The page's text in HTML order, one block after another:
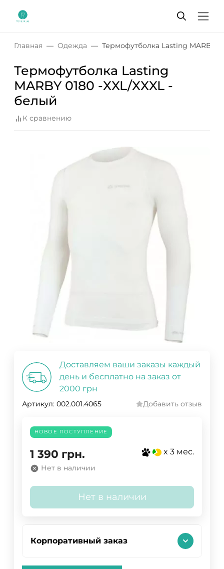
Главная Одежда Термофутболка Lasting MARBY
Термофутболка Lasting
MARBY 0180 -XXL/XXXL -
белый
К сравнению
Доставляем ваши заказы каждый
день и бесплатно на заказ от
2000 грн
Артикул: 002.001.4065 Добавить отзыв
НОВОЕ ПОСТУПЛЕНИЕ
1 390 грн. x 3 мес.
Нет в наличии
Нет в наличии
Корпоративный заказ